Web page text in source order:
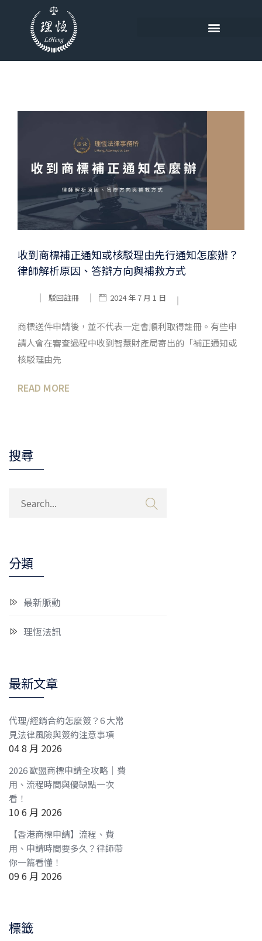
收到商標補正通知或核駁理由先行通知怎麼辦？
律師解析原因、答辯方向與補救方式
駁回註冊 2024 年 7 月 1 日
商標送件申請後，並不代表一定會順利取得註冊。有些申
請人會在審查過程中收到智慧財產局寄出的「補正通知或
核駁理由先
READ MORE
搜尋
分類
最新脈動
理恆法訊
最新文章
代理/經銷合約怎麼簽？6 大常
見法律風險與簽約注意事項
04 8 月 2026
2026 歐盟商標申請全攻略｜費
用、流程時間與優缺點一次
看！
10 6 月 2026
【香港商標申請】流程、費
用、申請時間要多久？律師帶
你一篇看懂！
09 6 月 2026
標籤